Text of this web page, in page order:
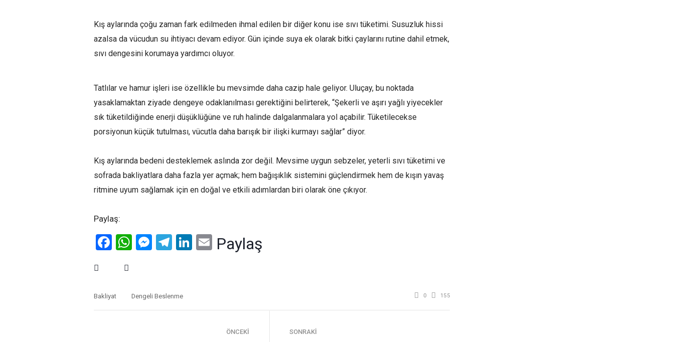
Kış aylarında çoğu zaman fark edilmeden ihmal edilen bir diğer konu ise sıvı tüketimi. Susuzluk hissi
azalsa da vücudun su ihtiyacı devam ediyor. Gün içinde suya ek olarak bitki çaylarını rutine dahil etmek,
sıvı dengesini korumaya yardımcı oluyor.
Tatlılar ve hamur işleri ise özellikle bu mevsimde daha cazip hale geliyor. Uluçay, bu noktada
yasaklamaktan ziyade dengeye odaklanılması gerektiğini belirterek, “Şekerli ve aşırı yağlı yiyecekler
sık tüketildiğinde enerji düşüklüğüne ve ruh halinde dalgalanmalara yol açabilir. Tüketilecekse
porsiyonun küçük tutulması, vücutla daha barışık bir ilişki kurmayı sağlar” diyor.
Kış aylarında bedeni desteklemek aslında zor değil. Mevsime uygun sebzeler, yeterli sıvı tüketimi ve
sofrada bakliyatlara daha fazla yer açmak; hem bağışıklık sistemini güçlendirmek hem de kışın yavaş
ritmine uyum sağlamak için en doğal ve etkili adımlardan biri olarak öne çıkıyor.
Paylaş:
Facebook
WhatsApp
Messenger
Telegram
LinkedIn
Email
Paylaş
Bakliyat Dengeli Beslenme 0 155
ÖNCEKI SONRAKI